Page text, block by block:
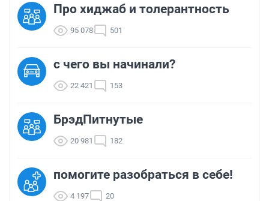
Про хиджаб и толерантность
95 078 501
с чего вы начинали?
22 421 153
БрэдПитнутые
20 981 182
помогите разобраться в себе!
4 197 20